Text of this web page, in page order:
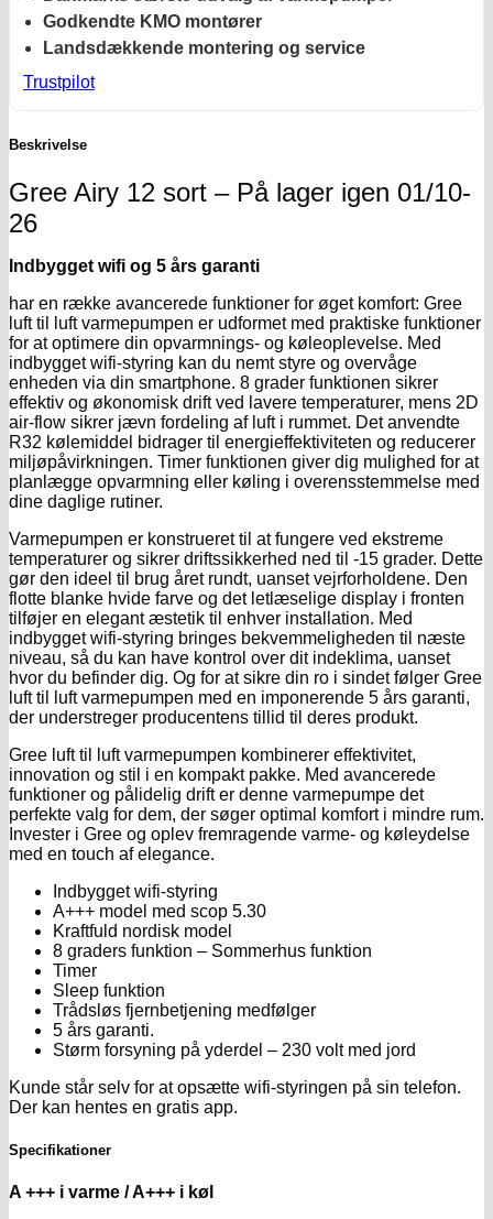
Godkendte KMO montører
Landsdækkende montering og service
Trustpilot
Beskrivelse
Gree Airy 12 sort – På lager igen 01/10-
26
Indbygget wifi og 5 års garanti
har en række avancerede funktioner for øget komfort: Gree
luft til luft varmepumpen er udformet med praktiske funktioner
for at optimere din opvarmnings- og køleoplevelse. Med
indbygget wifi-styring kan du nemt styre og overvåge
enheden via din smartphone. 8 grader funktionen sikrer
effektiv og økonomisk drift ved lavere temperaturer, mens 2D
air-flow sikrer jævn fordeling af luft i rummet. Det anvendte
R32 kølemiddel bidrager til energieffektiviteten og reducerer
miljøpåvirkningen. Timer funktionen giver dig mulighed for at
planlægge opvarmning eller køling i overensstemmelse med
dine daglige rutiner.
Varmepumpen er konstrueret til at fungere ved ekstreme
temperaturer og sikrer driftssikkerhed ned til -15 grader. Dette
gør den ideel til brug året rundt, uanset vejrforholdene. Den
flotte blanke hvide farve og det letlæselige display i fronten
tilføjer en elegant æstetik til enhver installation. Med
indbygget wifi-styring bringes bekvemmeligheden til næste
niveau, så du kan have kontrol over dit indeklima, uanset
hvor du befinder dig. Og for at sikre din ro i sindet følger Gree
luft til luft varmepumpen med en imponerende 5 års garanti,
der understreger producentens tillid til deres produkt.
Gree luft til luft varmepumpen kombinerer effektivitet,
innovation og stil i en kompakt pakke. Med avancerede
funktioner og pålidelig drift er denne varmepumpe det
perfekte valg for dem, der søger optimal komfort i mindre rum.
Invester i Gree og oplev fremragende varme- og køleydelse
med en touch af elegance.
Indbygget wifi-styring
A+++ model med scop 5.30
Kraftfuld nordisk model
8 graders funktion – Sommerhus funktion
Timer
Sleep funktion
Trådsløs fjernbetjening medfølger
5 års garanti.
Størm forsyning på yderdel – 230 volt med jord
Kunde står selv for at opsætte wifi-styringen på sin telefon.
Der kan hentes en gratis app.
Specifikationer
A +++ i varme / A+++ i køl